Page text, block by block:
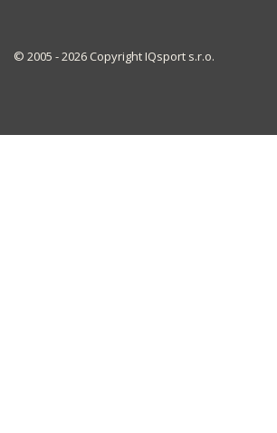
© 2005 - 2026 Copyright IQsport s.r.o.